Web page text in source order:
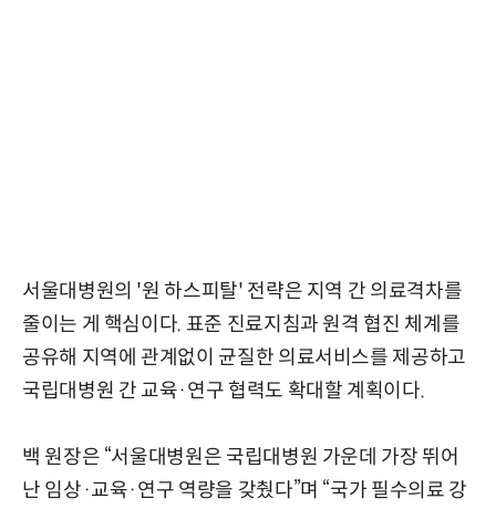
서울대병원의 '원 하스피탈' 전략은 지역 간 의료격차를
줄이는 게 핵심이다. 표준 진료지침과 원격 협진 체계를
공유해 지역에 관계없이 균질한 의료서비스를 제공하고
국립대병원 간 교육·연구 협력도 확대할 계획이다.
백 원장은 “서울대병원은 국립대병원 가운데 가장 뛰어
난 임상·교육·연구 역량을 갖췄다”며 “국가 필수의료 강